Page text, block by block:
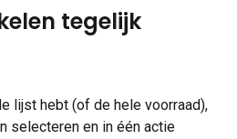
tegelijk
lijst hebt (of de hele voorraad),
selecteren en in één actie